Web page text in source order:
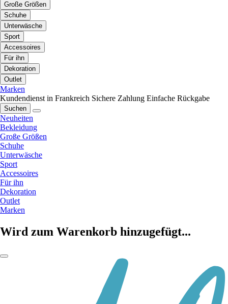
Große Größen
Schuhe
Unterwäsche
Sport
Accessoires
Für ihn
Dekoration
Outlet
Marken
Kundendienst in Frankreich Sichere Zahlung Einfache Rückgabe
Suchen
Neuheiten
Bekleidung
Große Größen
Schuhe
Unterwäsche
Sport
Accessoires
Für ihn
Dekoration
Outlet
Marken
Wird zum Warenkorb hinzugefügt...